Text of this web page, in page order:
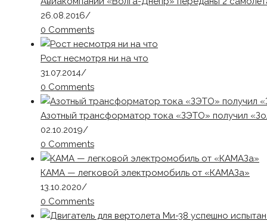
26.08.2016/
0 Comments
Рост несмотря ни на что
31.07.2014/
0 Comments
Азотный трансформатор тока «ЗЭТО» получил
02.10.2019/
0 Comments
КАМА — легковой электромобиль от «КАМАЗа»
13.10.2020/
0 Comments